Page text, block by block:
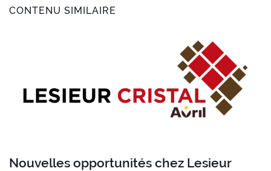
CONTENU SIMILAIRE
Nouvelles opportunités chez Lesieur